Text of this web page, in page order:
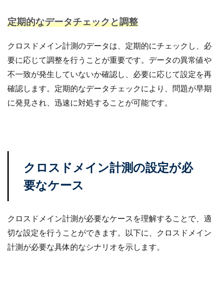
定期的なデータチェックと調整
クロスドメイン計測のデータは、定期的にチェックし、必
要に応じて調整を行うことが重要です。データの異常値や
不一致が発生していないか確認し、必要に応じて設定を再
確認します。定期的なデータチェックにより、問題が早期
に発見され、迅速に対処することが可能です。
クロスドメイン計測の設定が必
要なケース
クロスドメイン計測が必要なケースを理解することで、適
切な設定を行うことができます。以下に、クロスドメイン
計測が必要な具体的なシナリオを示します。